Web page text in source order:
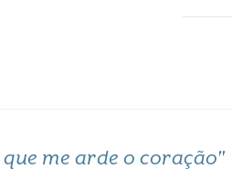
me arde o coração"